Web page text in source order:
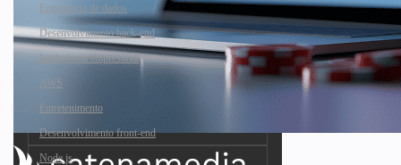
Engenharia de dados
Desenvolvimento back-end
Inteligência empresarial
AWS
Entretenimento
Desenvolvimento front-end
Node.js